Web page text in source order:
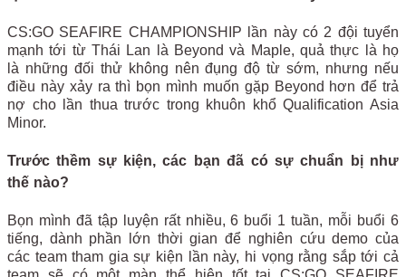
CS:GO SEAFIRE CHAMPIONSHIP lần này có 2 đội tuyển
mạnh tới từ Thái Lan là Beyond và Maple, quả thực là họ
là những đối thử không nên đụng độ từ sớm, nhưng nếu
điều này xảy ra thì bọn mình muốn gặp Beyond hơn để trả
nợ cho lần thua trước trong khuôn khổ Qualification Asia
Minor.
Trước thềm sự kiện, các bạn đã có sự chuẩn bị như
thế nào?
Bọn mình đã tập luyện rất nhiều, 6 buổi 1 tuần, mỗi buổi 6
tiếng, dành phần lớn thời gian để nghiên cứu demo của
các team tham gia sự kiện lần này, hi vọng rằng sắp tới cả